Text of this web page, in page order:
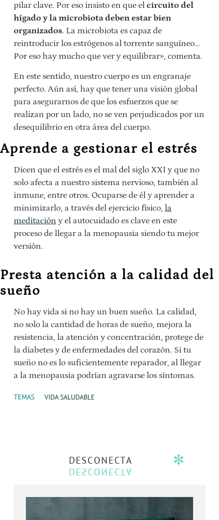
pilar clave. Por eso insisto en que el circuito del
hígado y la microbiota deben estar bien
organizados. La microbiota es capaz de
reintroducir los estrógenos al torrente sanguíneo…
Por eso hay mucho que ver y equilibrar», comenta.
En este sentido, nuestro cuerpo es un engranaje
perfecto. Aún así, hay que tener una visión global
para asegurarnos de que los esfuerzos que se
realizan por un lado, no se ven perjudicados por un
desequilibrio en otra área del cuerpo.
Aprende a gestionar el estrés
Dicen que el estrés es el mal del siglo XXI y que no
solo afecta a nuestro sistema nervioso, también al
inmune, entre otros. Ocuparse de él y aprender a
minimizarlo, a través del ejercicio físico, la
meditación y el autocuidado es clave en este
proceso de llegar a la menopausia siendo tu mejor
versión.
Presta atención a la calidad del
sueño
No hay vida si no hay un buen sueño. La calidad,
no solo la cantidad de horas de sueño, mejora la
resistencia, la atención y concentración, protege de
la diabetes y de enfermedades del corazón. Si tu
sueño no es lo suficientemente reparador, al llegar
a la menopausia podrían agravarse los síntomas.
TEMAS VIDA SALUDABLE
DESCONECTA